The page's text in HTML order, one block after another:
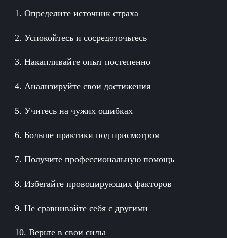
1. Определите источник страха
2. Успокойтесь и сосредоточьтесь
3. Накапливайте опыт постепенно
4. Анализируйте свои достижения
5. Учитесь на чужих ошибках
6. Больше практики под присмотром
7. Получите профессиональную помощь
8. Избегайте провоцирующих факторов
9. Не сравнивайте себя с другими
10. Верьте в свои силы